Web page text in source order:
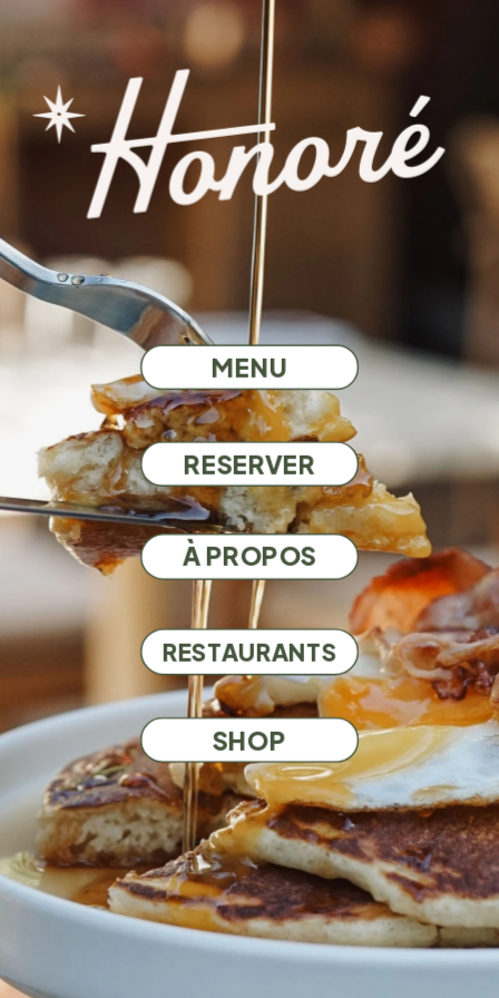
MENU
RESERVER
À PROPOS
RESTAURANTS
SHOP